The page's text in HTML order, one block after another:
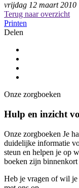
vrijdag 12 maart 2010
Terug naar overzicht
Printen
Delen
Onze zorgboeken
Hulp en inzicht
Onze zorgboeken Je
duidelijke informatie
steun en helpen je op
boeken zijn binnenkort
Heb je vragen of wil je